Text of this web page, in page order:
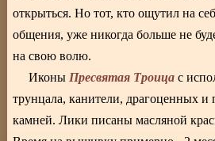
открыться. Но тот, кто ощутил на
общения, уже никогда больше не
на свою волю.
Иконы Пресвятая Троица с
трунцала, канители, драгоценных и
камней. Лики писаны масляной